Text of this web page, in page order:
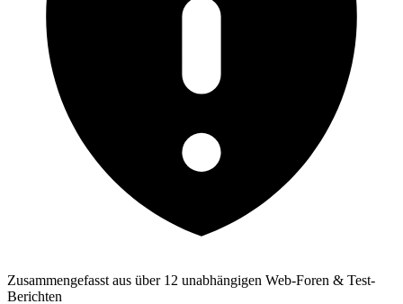
Zusammengefasst aus über 12 unabhängigen Web-Foren & Test-
Berichten